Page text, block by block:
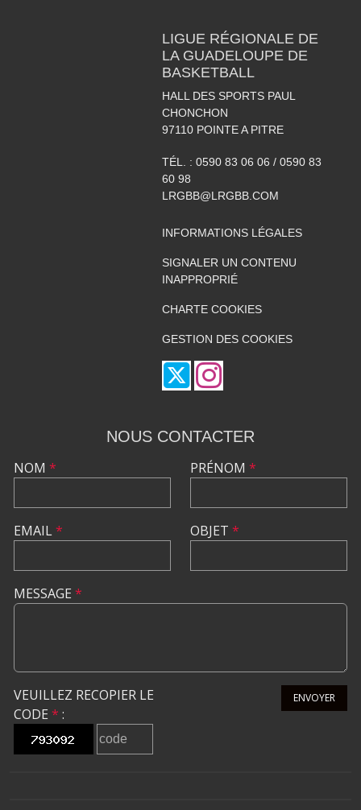
LIGUE RÉGIONALE DE
LA GUADELOUPE DE
BASKETBALL
HALL DES SPORTS PAUL
CHONCHON
97110 POINTE A PITRE
TÉL. : 0590 83 06 06 / 0590 83
60 98
LRGBB@LRGBB.COM
INFORMATIONS LÉGALES
SIGNALER UN CONTENU
INAPPROPRIÉ
CHARTE COOKIES
GESTION DES COOKIES
NOUS CONTACTER
NOM *
EMAIL*
PRÉNOM *
OBJET *
MESSAGE *
VEUILLEZ RECOPIER LE
CODE * :
ENVOYER